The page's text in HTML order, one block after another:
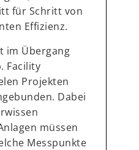
für Schritt von
Effizienz.
im Übergang
Facility
Projekten
Dabei
müssen
Messpunkte